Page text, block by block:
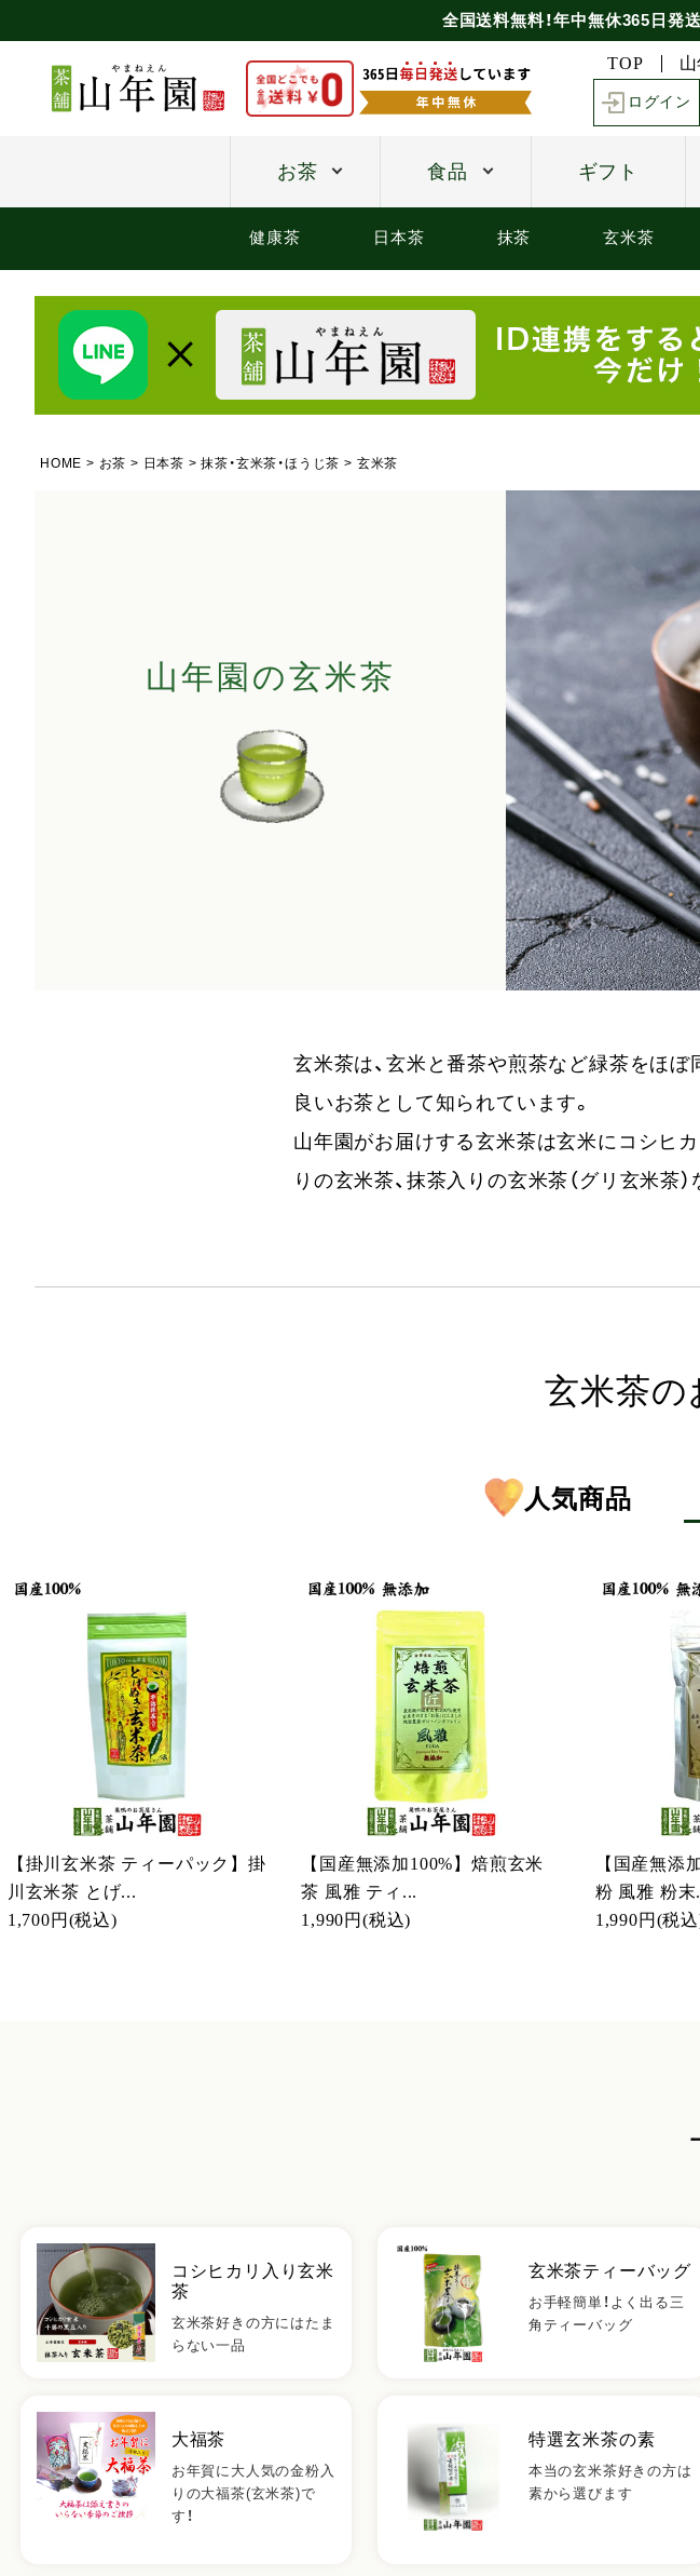
全国送料無料！年中無休365日発
TOP
ログイン
お茶 食品 ギフト
健康茶 日本茶 抹茶 玄米茶
HOME お茶 日本茶 抹茶・玄米茶・ほうじ茶 玄米茶
山年園の玄米茶
玄米茶は、玄米と番茶や煎茶など緑茶をほ
良いお茶として知られています。
山年園がお届けする玄米茶は玄米にコシヒ
りの玄米茶、抹茶入りの玄米茶（グリ玄米茶
玄米茶の
人気商品
【掛川玄米茶 ティーパック】掛
川玄米茶 とげ...
1,700円 (税込)
【国産無添加100%】焙煎玄米
茶 風雅 ティ...
1,990円(税込)
【国産無添
粉 風雅 粉末
1,990円 (税
コシヒカリ入り玄米
茶
玄米茶好きの方にはたま
らない一品
玄米茶ティーバッグ
お手軽簡単！よく出る三
角ティーバッグ
大福茶
お年賀に大人気の金粉入
りの大福茶(玄米茶)で
す！
特選玄米茶の素
本当の玄米茶好きの方は
素から選びます